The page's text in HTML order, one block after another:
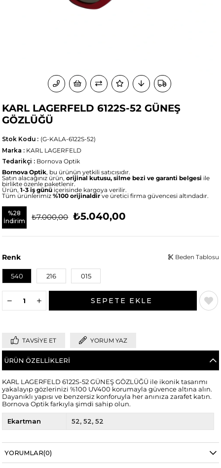
KARL LAGERFELD 6122S-52 GÜNEŞ
GÖZLÜĞÜ
(G-KALA-6122S-52)
Stok Kodu
Marka : KARL LAGERFELD
Tedarikçi : Bornova Optik
Bornova Optik, bu ürünün yetkili satıcısıdır.
Satın alacağınız ürün,orijinal kutusu, silme bezi ve garanti belgesi ile
birlikte özenle paketlenir.
Ürün,1-3 iş günü içerisinde kargoya verilir.
Tüm ürünlerimiz%100 orijinaldirve üretici firma güvencesi altındadır.
%28
İndirim
₺7.000,00 ₺5.040,00
Renk
540 216 015
Beden Tablosu
TAVSIYE ET YORUM YAZ
ÜRÜN ÖZELLIKLERI
KARL LAGERFELD 6122S-52 GÜNEŞ GÖZLÜĞÜ ile ikonik tasarımı
yakalayıp gözlerinizi %100 UV400 korumayla güvence altına alın.
Dayanıklı yapısı ve benzersiz konforuyla her anınıza zarafet katın.
Bornova Optik farkıyla şimdi sahip olun.
Ekartman 52 52 52
YORUMLAR(0)